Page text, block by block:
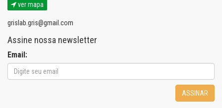
ver mapa
grislab.gris@gmail.com
Assine nossa newsletter
Email:
ASSINAR